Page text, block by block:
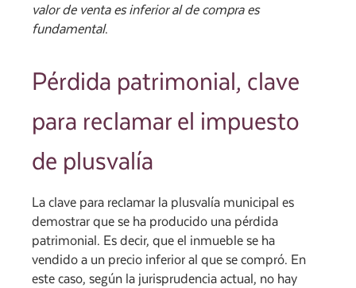
valor de venta es inferior al de compra es
fundamental.
Pérdida patrimonial, clave
para reclamar el impuesto
de plusvalía
La clave para reclamar la plusvalía municipal es
demostrar que se ha producido una pérdida
patrimonial. Es decir, que el inmueble se ha
vendido a un precio inferior al que se compró. En
este caso, según la jurisprudencia actual, no hay